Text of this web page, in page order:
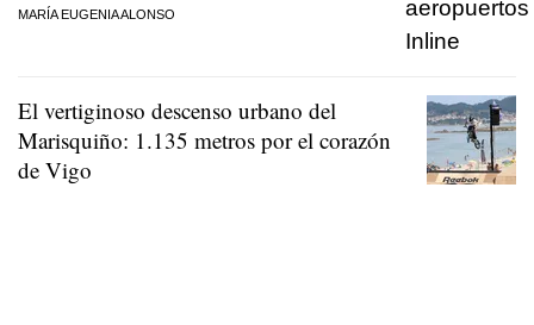
MARÍA EUGENIA ALONSO
El vertiginoso descenso urbano del
Marisquiño: 1.135 metros por el corazón
de Vigo